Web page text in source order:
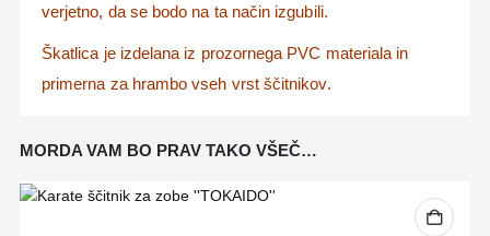
verjetno, da se bodo na ta način izgubili.
Škatlica je izdelana iz prozornega PVC materiala in
primerna za hrambo vseh vrst ščitnikov.
MORDA VAM BO PRAV TAKO VŠEČ…